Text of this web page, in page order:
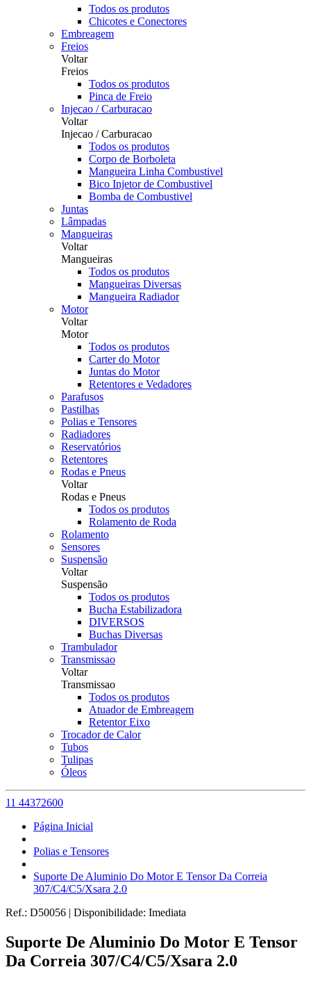
Todos os produtos
Chicotes e Conectores
Embreagem
Freios
Voltar
Freios
Todos os produtos
Pinca de Freio
Injecao / Carburacao
Voltar
Injecao / Carburacao
Todos os produtos
Corpo de Borboleta
Mangueira Linha Combustivel
Bico Injetor de Combustivel
Bomba de Combustivel
Juntas
Lâmpadas
Mangueiras
Voltar
Mangueiras
Todos os produtos
Mangueiras Diversas
Mangueira Radiador
Motor
Voltar
Motor
Todos os produtos
Carter do Motor
Juntas do Motor
Retentores e Vedadores
Parafusos
Pastilhas
Polias e Tensores
Radiadores
Reservatórios
Retentores
Rodas e Pneus
Voltar
Rodas e Pneus
Todos os produtos
Rolamento de Roda
Rolamento
Sensores
Suspensão
Voltar
Suspensão
Todos os produtos
Bucha Estabilizadora
DIVERSOS
Buchas Diversas
Trambulador
Transmissao
Voltar
Transmissao
Todos os produtos
Atuador de Embreagem
Retentor Eixo
Trocador de Calor
Tubos
Tulipas
Óleos
11 44372600
Página Inicial
Polias e Tensores
Suporte De Aluminio Do Motor E Tensor Da Correia
307/C4/C5/Xsara 2.0
Ref.: D50056 | Disponibilidade: Imediata
Suporte De Aluminio Do Motor E Tensor
Da Correia 307/C4/C5/Xsara 2.0